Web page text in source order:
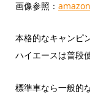
画像参照： amazon
本格的なキャンピ
ハイエースは普段
標準車なら一般的